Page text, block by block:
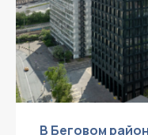
В Беговом